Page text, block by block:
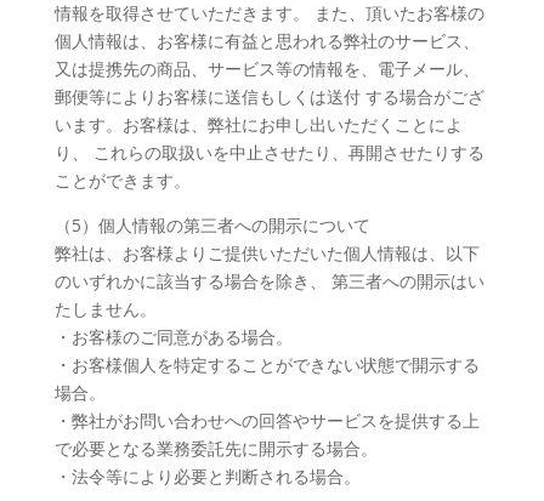
情報を取得させていただきます。 また、頂いたお客様の
個人情報は、お客様に有益と思われる弊社のサービス、
又は提携先の商品、サービス等の情報を、電子メール、
郵便等によりお客様に送信もしくは送付 する場合がござ
います。お客様は、弊社にお申し出いただくことによ
り、 これらの取扱いを中止させたり、再開させたりする
ことができます。
（5）個人情報の第三者への開示について
弊社は、お客様よりご提供いただいた個人情報は、以下
のいずれかに該当する場合を除き、 第三者への開示はい
たしません。
・お客様のご同意がある場合。
・お客様個人を特定することができない状態で開示する
場合。
・弊社がお問い合わせへの回答やサービスを提供する上
で必要となる業務委託先に開示する場合。
・法令等により必要と判断される場合。